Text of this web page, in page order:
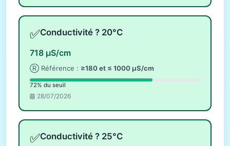
✅Conductivité ? 20°C
718 µS/cm
Ⓡ Référence : ≥180 et ≤ 1000 µS/cm
72% du seuil
28/07/2026
✅Conductivité ? 25°C